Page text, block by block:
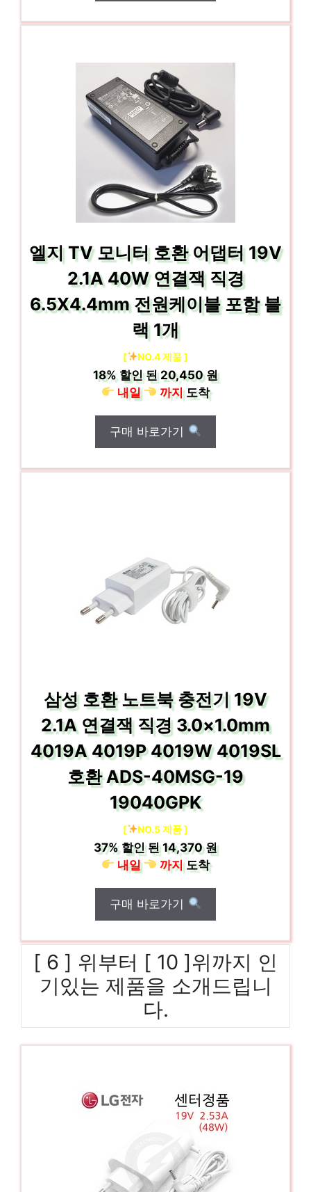
엘지 TV 모니터 호환 어댑터 19V
2.1A 40W 연결잭 직경
6.5X4.4mm 전원케이블 포함 블
랙 1개
[ NO.4 제품 ]
18% 할인 된20,450 원
내일
까지도착
구매 바로가기
삼성 호환 노트북 충전기 19V
2.1A 연결잭 직경 3.0×1.0mm
4019A 4019P 4019W 4019SL
호환 ADS-40MSG-19
19040GPK
[ NO.5 제품 ]
37% 할인 된14,370 원
내일
까지도착
구매 바로가기
[ 6 ] 위부터 [ 10 ]위까지 인
기있는 제품을 소개드립니
다.